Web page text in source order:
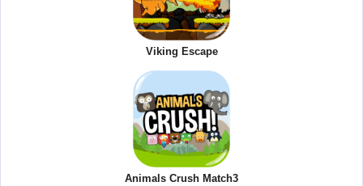
Viking Escape
Animals Crush Match3